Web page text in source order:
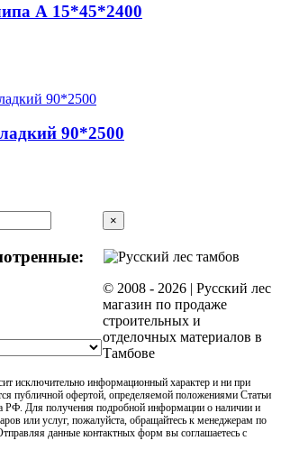
А 15*45*2400
90*2500
Close
product
quick
view
×
© 2008 - 2026 | Русский лес
магазин по продаже
строительных и
отделочных материалов в
Тамбове
исключительно информационный характер и ни при
публичной офертой, определяемой положениями Статьи
РФ. Для получения подробной информации о наличии и
или услуг, пожалуйста, обращайтесь к менеджерам по
данные контактных форм вы соглашаетесь с